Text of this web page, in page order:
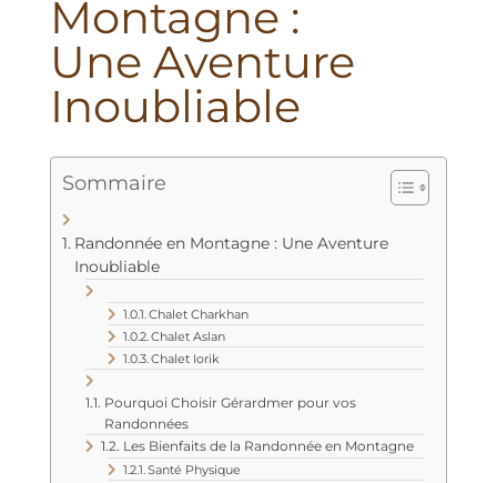
Montagne :
Une Aventure
Inoubliable
Sommaire
Randonnée en Montagne : Une Aventure
Inoubliable
Chalet Charkhan
Chalet Aslan
Chalet Iorik
Pourquoi Choisir Gérardmer pour vos
Randonnées
Les Bienfaits de la Randonnée en Montagne
Santé Physique